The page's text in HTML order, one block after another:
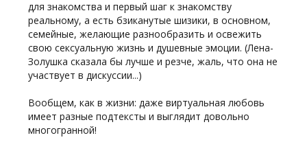
для знакомства и первый шаг к знакомству
реальному, а есть бзиканутые шизики, в основном,
семейные, желающие разнообразить и освежить
свою сексуальную жизнь и душевные эмоции. (Лена-
Золушка сказала бы лучше и резче, жаль, что она не
участвует в дискуссии...)
Вообщем, как в жизни: даже виртуальная любовь
имеет разные подтексты и выглядит довольно
многогранной!